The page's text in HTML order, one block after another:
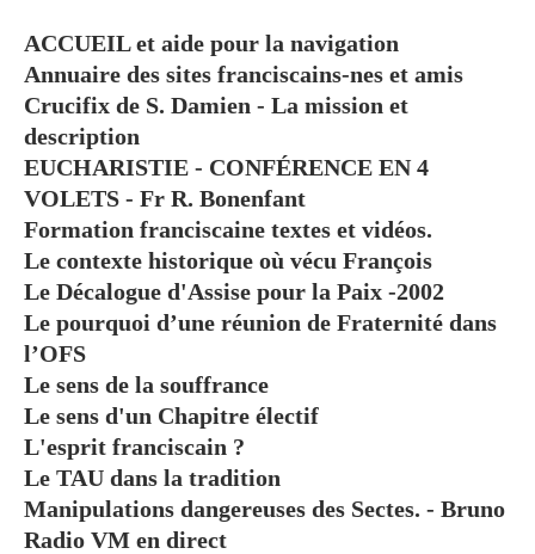
ACCUEIL et aide pour la navigation
Annuaire des sites franciscains-nes et amis
Crucifix de S. Damien - La mission et
description
EUCHARISTIE - CONFÉRENCE EN 4
VOLETS - Fr R. Bonenfant
Formation franciscaine textes et vidéos.
Le contexte historique où vécu François
Le Décalogue d'Assise pour la Paix -2002
Le pourquoi d’une réunion de Fraternité dans
l’OFS
Le sens de la souffrance
Le sens d'un Chapitre électif
L'esprit franciscain ?
Le TAU dans la tradition
Manipulations dangereuses des Sectes. - Bruno
Radio VM en direct